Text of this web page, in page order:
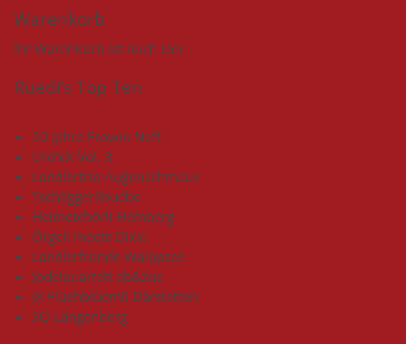
Warenkorb
Ihr Warenkorb ist noch leer.
Ruedi’s Top Ten
50 Jahre Frowin Neff
UrchiX Vol. 3
Ländlertrio Augenschmaus
Tschäggerlibuebe
Heimetchörli Hemberg
Örgeli meets Dixie
Ländlerfründe Walopsee
Jodelquartett ab&zue
JK Flüehblüemli Därstetten
SQ Längenberg